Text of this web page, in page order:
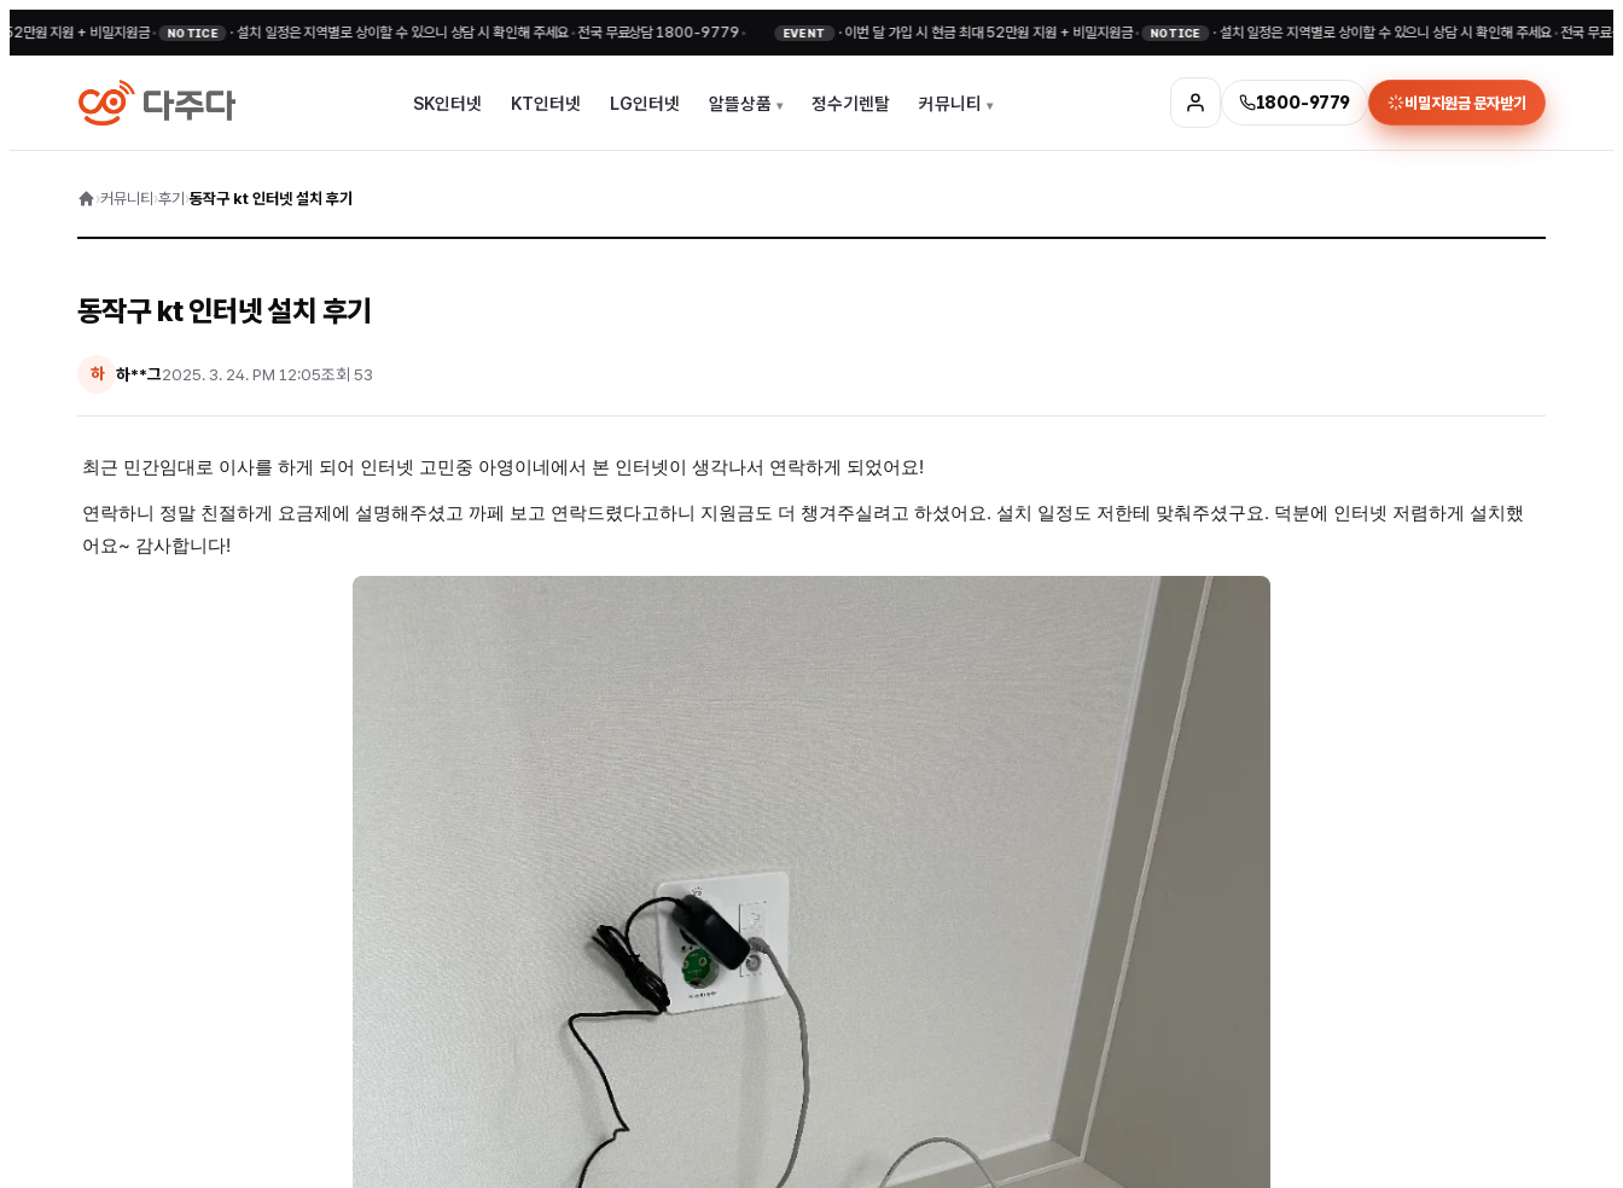
원 + 비밀지원금 • NOTICE ·설치 일정은 지역별로 상이할 수 있으니 상담 시 확인해 주세요•전국 무료상담 1800-9779• EVENT ·이번 달 가입 시 현금 최대 52만원 지원 + 비밀지원금 • NOTICE ·설치 일정은 지역별로 상이할 수 있으니 상담 시 확인해 주세요•전국 무료상담
SK인터넷 KT인터넷 LG인터넷 알뜰상품 정수기렌탈 커뮤니티 1800-9779 비밀지원금 문자받기
›커뮤니티 ›후기 ›동작구 kt 인터넷 설치 후기
동작구 kt 인터넷 설치 후기
하 하**그2025. 3. 24. PM 12:05조회 53
최근 민간임대로 이사를 하게 되어 인터넷 고민중 아영이네에서 본 인터넷이 생각나서 연락하게 되었어요!
연락하니 정말 친절하게 요금제에 설명해주셨고 까페 보고 연락드렸다고하니 지원금도 더 챙겨주실려고 하셨어요. 설치 일정도 저한테 맞춰주셨구요. 덕분에 인터넷 저렴하게 설치했
어요~ 감사합니다!